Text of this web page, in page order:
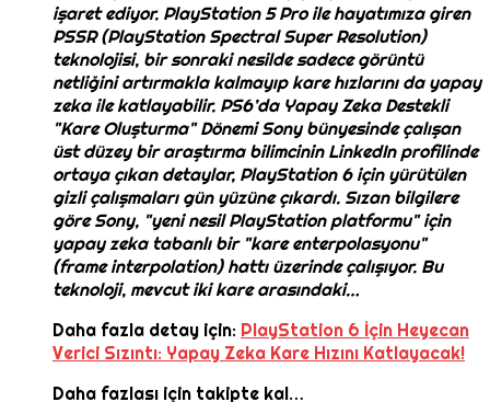
işaret ediyor. PlayStation 5 Pro ile hayatımıza giren
PSSR (PlayStation Spectral Super Resolution)
teknolojisi, bir sonraki nesilde sadece görüntü
netliğini artırmakla kalmayıp kare hızlarını da yapay
zeka ile katlayabilir. PS6’da Yapay Zeka Destekli
"Kare Oluşturma" Dönemi Sony bünyesinde çalışan
üst düzey bir araştırma bilimcinin LinkedIn profilinde
ortaya çıkan detaylar, PlayStation 6 için yürütülen
gizli çalışmaları gün yüzüne çıkardı. Sızan bilgilere
göre Sony, "yeni nesil PlayStation platformu" için
yapay zeka tabanlı bir "kare enterpolasyonu"
(frame interpolation) hattı üzerinde çalışıyor. Bu
teknoloji, mevcut iki kare arasındaki…
Daha fazla detay için: PlayStation 6 İçin Heyecan
Verici Sızıntı: Yapay Zeka Kare Hızını Katlayacak!
Daha fazlası için takipte kal…